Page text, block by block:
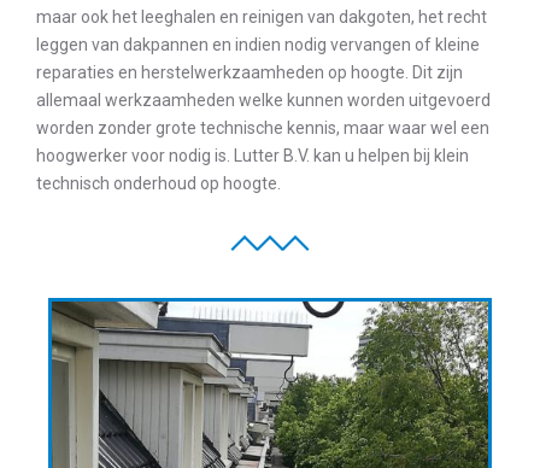
maar ook het leeghalen en reinigen van dakgoten, het recht
leggen van dakpannen en indien nodig vervangen of kleine
reparaties en herstelwerkzaamheden op hoogte. Dit zijn
allemaal werkzaamheden welke kunnen worden uitgevoerd
worden zonder grote technische kennis, maar waar wel een
hoogwerker voor nodig is. Lutter B.V. kan u helpen bij klein
technisch onderhoud op hoogte.